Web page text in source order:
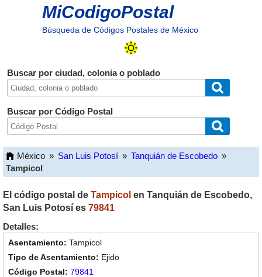
MiCodigoPostal
Búsqueda de Códigos Postales de México
Buscar por ciudad, colonia o poblado
Buscar por Código Postal
México » San Luis Potosí » Tanquián de Escobedo »
Tampicol
El código postal de Tampicol en Tanquián de Escobedo,
San Luis Potosí es 79841
Detalles:
Tampicol
Ejido
79841